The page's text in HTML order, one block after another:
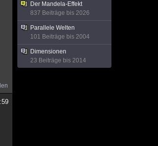
Der Mandela-Effekt
837 Beiträge bis 2026
Parallele Welten
101 Beiträge bis 2004
Dimensionen
23 Beiträge bis 2014